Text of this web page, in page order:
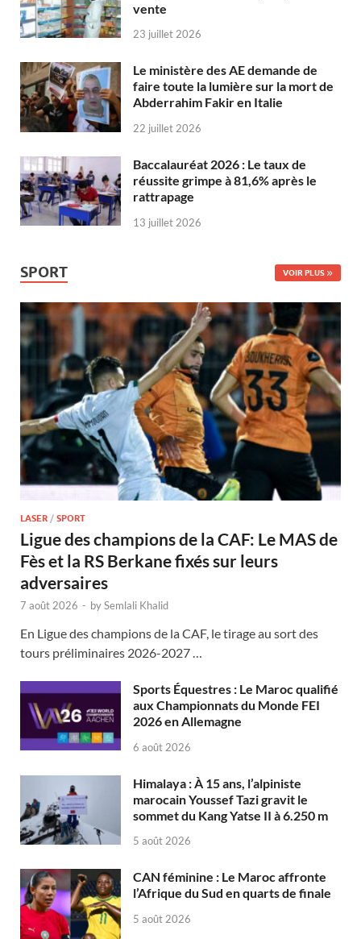
vente
23 juillet 2026
Le ministère des AE demande de
faire toute la lumière sur la mort de
Abderrahim Fakir en Italie
22 juillet 2026
Baccalauréat 2026 : Le taux de
réussite grimpe à 81,6% après le
rattrapage
13 juillet 2026
SPORT VOIR PLUS
LASER / SPORT
Ligue des champions de la CAF: Le MAS de
Fès et la RS Berkane fixés sur leurs
adversaires
7 août 2026 - bySemlali Khalid
En Ligue des champions de la CAF, le tirage au sort des
tours préliminaires 2026-2027 …
Sports Équestres : Le Maroc qualifié
aux Championnats du Monde FEI
2026 en Allemagne
6 août 2026
Himalaya : À 15 ans, l’alpiniste
marocain Youssef Tazi gravit le
sommet du Kang Yatse II à 6.250 m
5 août 2026
CAN féminine : Le Maroc affronte
l’Afrique du Sud en quarts de finale
5 août 2026